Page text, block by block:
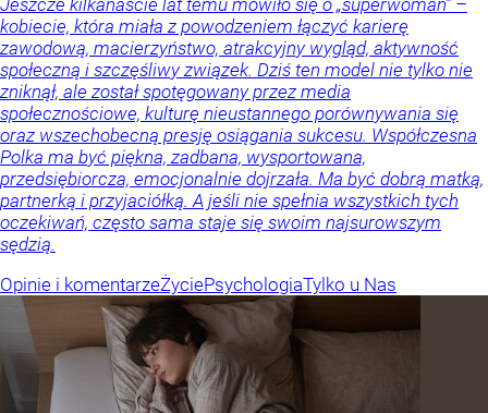
kobiecie, która miała z powodzeniem łączyć karierę
zawodową, macierzyństwo, atrakcyjny wygląd, aktywność
społeczną i szczęśliwy związek. Dziś ten model nie tylko nie
zniknął, ale został spotęgowany przez media
społecznościowe, kulturę nieustannego porównywania się
oraz wszechobecną presję osiągania sukcesu. Współczesna
Polka ma być piękna, zadbana, wysportowana,
przedsiębiorcza, emocjonalnie dojrzała. Ma być dobrą matką,
partnerką i przyjaciółką. A jeśli nie spełnia wszystkich tych
oczekiwań, często sama staje się swoim najsurowszym
sędzią.
Opinie i komentarzeŻyciePsychologiaTylko u Nas